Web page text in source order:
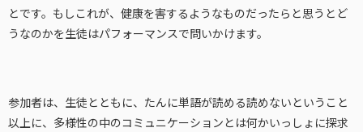
とです。もしこれが、健康を害するようなものだったらと思うとど
うなのかを生徒はパフォーマンスで問いかけます。
参加者は、生徒とともに、たんに単語が読める読めないということ
以上に、多様性の中のコミュニケーションとは何かいっしょに探求